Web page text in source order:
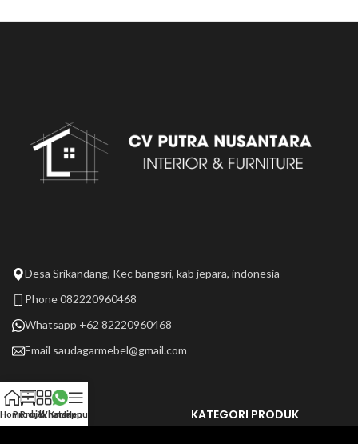
Desa Srikandang, Kec bangsri, kab jepara, indonesia
Phone 082220960468
Whatsapp +62 82220960468
Email saudagarmebel@gmail.com
LAIN LAIN KATEGORI PRODUK
HomeProduk
Projek Kami
Whatsapp
Menu